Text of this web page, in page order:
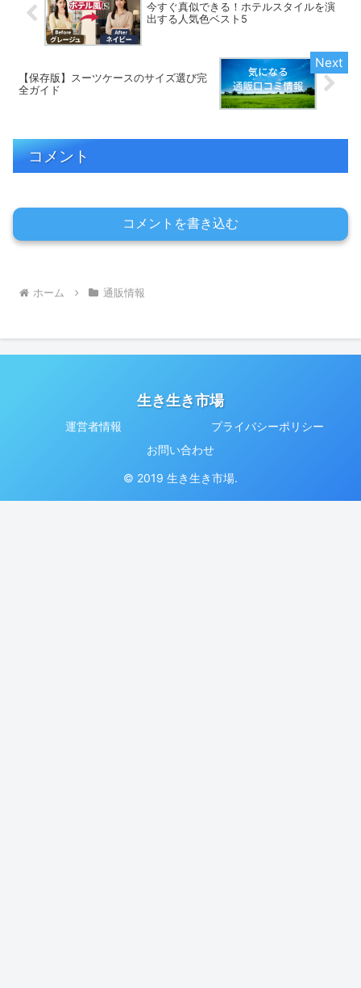
今すぐ真似できる！ホテルスタイルを演
出する人気色ベスト5
【保存版】スーツケースのサイズ選び完
全ガイド
コメント
コメントを書き込む
ホーム 通販情報
生き生き市場
運営者情報
プライバシーポリシー
お問い合わせ
© 2019 生き生き市場.